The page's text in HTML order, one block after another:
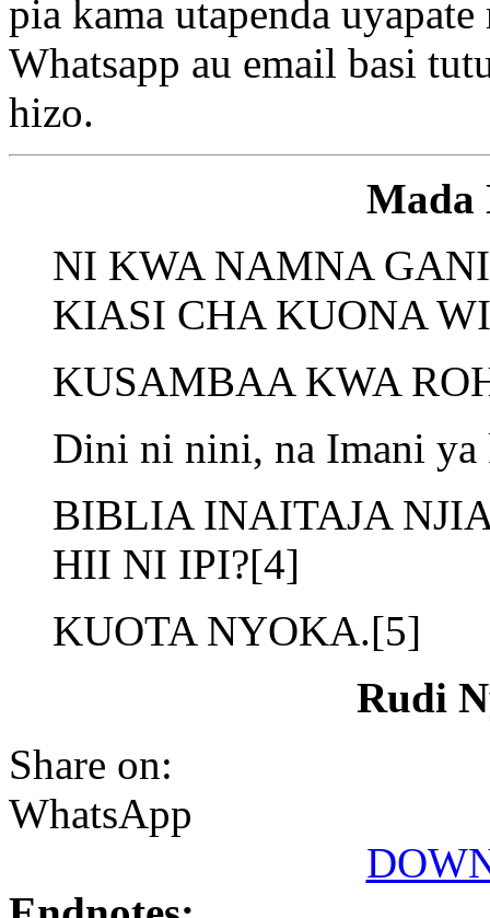
pia kama utapenda
Whatsapp au email basi
hizo.
Mada
NI KWA NAMNA
KIASI CHA KUONA
KUSAMBAA KWA
Dini ni nini, na Imani
BIBLIA INAITAJA
HII NI IPI?[4]
KUOTA NYOKA.[5]
Rudi
Share on:
WhatsApp